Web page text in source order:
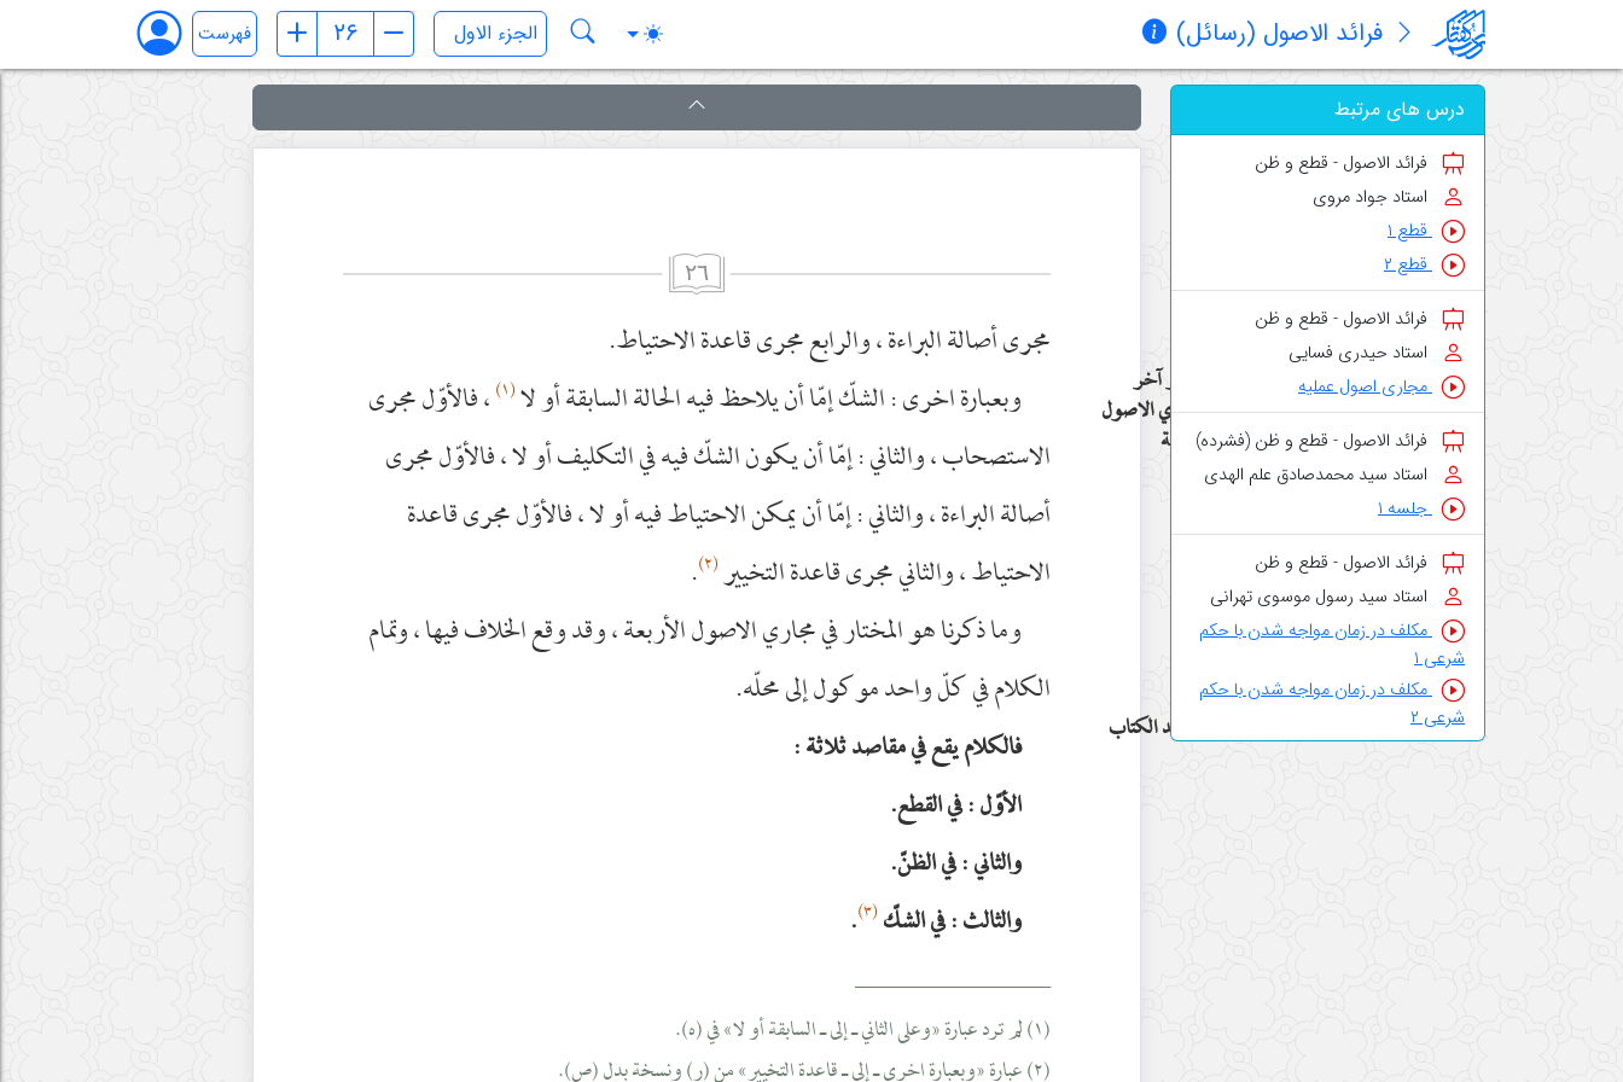
فرائد الاصول (رسائل) فهرست
٢٦
مجرى أصالة البراءة ، والرابع مجرى قاعدة الاحتياط.
تقرير آخر
لمجاري الاصول
العمليّة
وبعبارة اخرى : الشكّ إمّا أن يلاحظ فيه الحالة السابقة أو لا(١) ، فالأوّل مجرى
الاستصحاب ، والثاني : إمّا أن يكون الشكّ فيه في التكليف أو لا ، فالأوّل مجرى
أصالة البراءة ، والثاني : إمّا أن يمكن الاحتياط فيه أو لا ، فالأوّل مجرى قاعدة
الاحتياط ، والثاني مجرى قاعدة التخيير(٢) .
وما ذكرنا هو المختار في مجاري الاصول الأربعة ، وقد وقع الخلاف فيها ، وتمام
الكلام في كلّ واحد موكول إلى محلّه.
مقاصد الكتاب
فالكلام يقع في مقاصد ثلاثة :
الأوّل : في القطع.
والثاني : في الظنّ.
والثالث : في الشكّ(٣) .
__________________
(١) لم ترد عبارة «وعلى الثاني ـ إلى ـ السابقة أو لا» في (ه).
درس های مرتبط
فرائد الاصول - قطع و ظن
استاد جواد مروی
قطع ۱
قطع ۲
فرائد الاصول - قطع و ظن
استاد حیدری فسایی
مجاری اصول عملیه
فرائد الاصول - قطع و ظن (فشرده)
استاد سید محمدصادق علم الهدی
جلسه ۱
فرائد الاصول - قطع و ظن
استاد سید رسول موسوی تهرانی
مکلف در زمان مواجه شدن با حکم
شرعی ۱
مکلف در زمان مواجه شدن با حکم
شرعی ۲